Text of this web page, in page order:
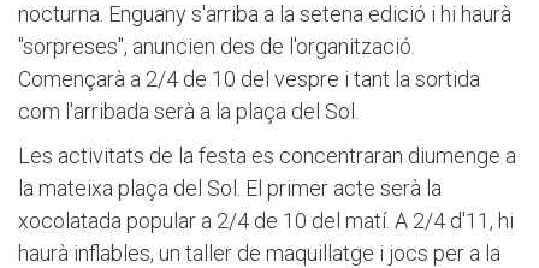
nocturna. Enguany s'arriba a la setena edició i hi haurà
"sorpreses", anuncien des de l'organització.
Començarà a 2/4 de 10 del vespre i tant la sortida
com l'arribada serà a la plaça del Sol.
Les activitats de la festa es concentraran diumenge a
la mateixa plaça del Sol. El primer acte serà la
xocolatada popular a 2/4 de 10 del matí. A 2/4 d'11, hi
haurà inflables, un taller de maquillatge i jocs per a la